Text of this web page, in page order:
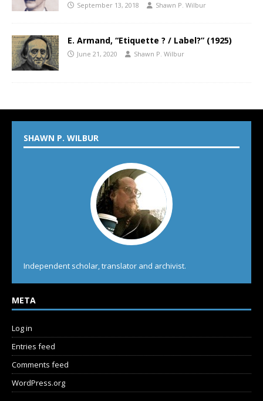
September 13, 2018 Shawn P. Wilbur
E. Armand, “Etiquette ? / Label?” (1925)
June 21, 2020 Shawn P. Wilbur
SHAWN P. WILBUR
Independent scholar, translator and archivist.
META
Log in
Entries feed
Comments feed
WordPress.org